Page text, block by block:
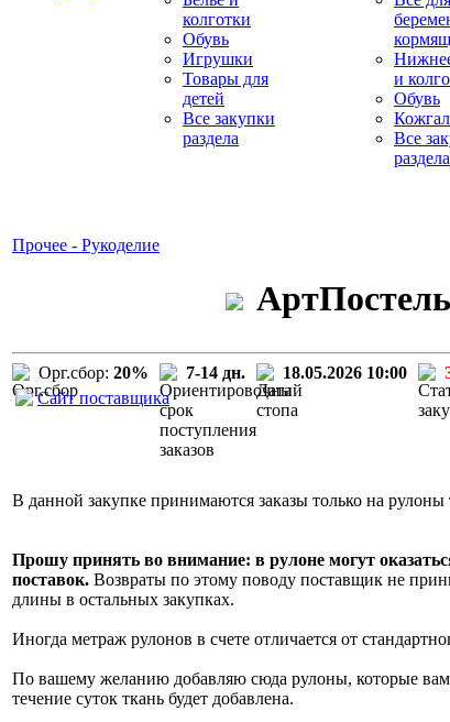
колготки
Обувь
Игрушки
Товары для
детей
Все закупки
раздела
и
Обувь
Все
раздела
Прочее - Рукоделие
Орг.сбор: 20% 7-14 дн. 18.05.2026 10:00
Сайт поставщика
В данной закупке принимаются заказы только на рулоны
Прошу принять во внимание: в рулоне могут
поставок. Возвраты по этому поводу поставщик не
длины в остальных закупках.
Иногда метраж рулонов в счете отличается от
По вашему желанию добавляю сюда рулоны, которые
течение суток ткань будет добавлена.